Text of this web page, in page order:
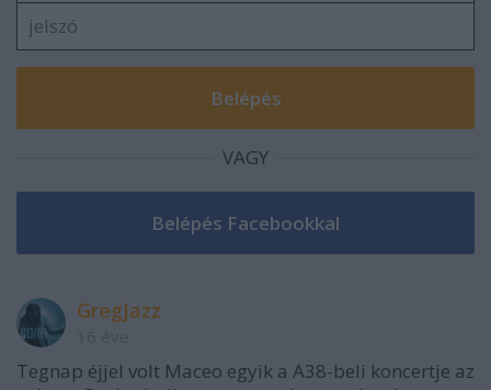
VAGY
GregJazz
Tegnap éjjel volt Maceo egyik a A38-beli koncertje az